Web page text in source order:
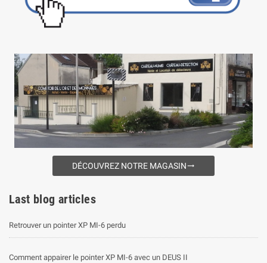
DÉCOUVREZ NOTRE MAGASINtrending_flat
Last blog articles
Retrouver un pointer XP MI-6 perdu
Comment appairer le pointer XP MI-6 avec un DEUS II